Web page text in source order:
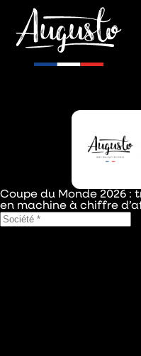
Coupe du Monde 2026 :
en machine à chiffre